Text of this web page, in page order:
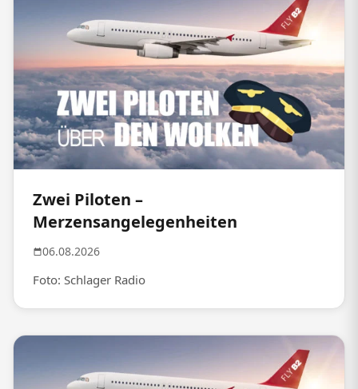
Zwei Piloten –
Merzensangelegenheiten
06.08.2026
Foto: Schlager Radio